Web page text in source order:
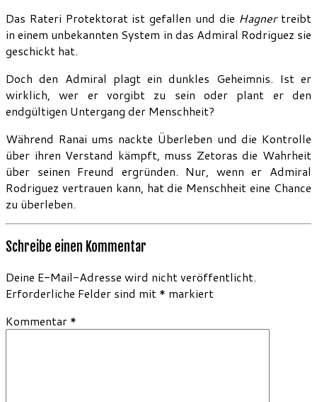
Das Rateri Protektorat ist gefallen und die Hagnertreibt
in einem unbekannten System in das Admiral Rodriguez sie
geschickt hat.
Doch den Admiral plagt ein dunkles Geheimnis. Ist er
wirklich, wer er vorgibt zu sein oder plant er den
endgültigen Untergang der Menschheit?
Während Ranai ums nackte Überleben und die Kontrolle
über ihren Verstand kämpft, muss Zetoras die Wahrheit
über seinen Freund ergründen. Nur, wenn er Admiral
Rodriguez vertrauen kann, hat die Menschheit eine Chance
zu überleben.
Schreibe einen Kommentar
Deine E-Mail-Adresse wird nicht veröffentlicht.
Erforderliche Felder sind mit * markiert
Kommentar *